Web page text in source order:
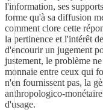
l'information, ses
forme qu'à sa diffusion
comment clore cette
la pertinence et l'intérêt
d'encourir un jugement
justement, le problème
monnaie entre ceux qui
n'en fournissent pas, la
anthropologico-
d'usage.